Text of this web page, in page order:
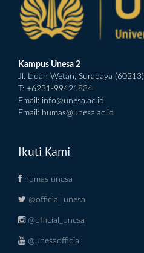
Kampus Unesa 2
Jl. Lidah Wetan, Surabaya (60213)
T: +6231-99421834
Email: info@unesa.ac.id
Email: humas@unesa.ac.id
Ikuti Kami
humas unesa
@official_unesa
@official_unesa
@unesaofficial